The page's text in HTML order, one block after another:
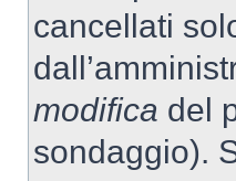
cancellati
modifica del
sondaggio).